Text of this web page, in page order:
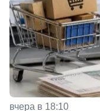
вчера в 18:10